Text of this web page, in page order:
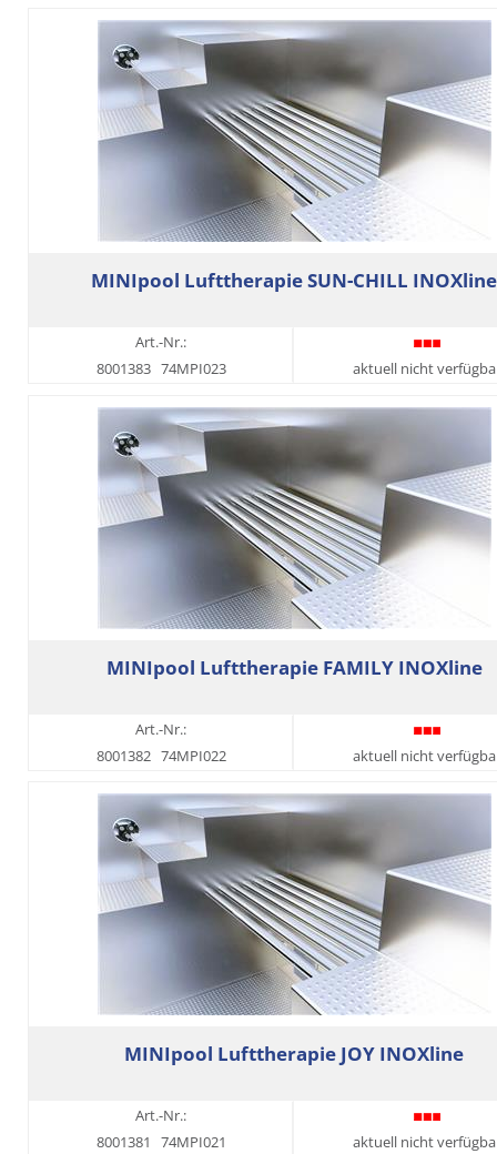
MINIpool Lufttherapie SUN-CHILL INOXline
Art.-Nr.:
8001383 74MPI023 aktuell nicht
MINIpool Lufttherapie FAMILY INOXline
Art.-Nr.:
8001382 74MPI022 aktuell nicht
MINIpool Lufttherapie JOY INOXline
Art.-Nr.:
8001381
74MPI021 aktuell nicht